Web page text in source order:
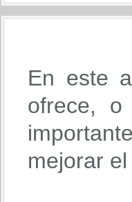
En este
ofrece,
mejorar